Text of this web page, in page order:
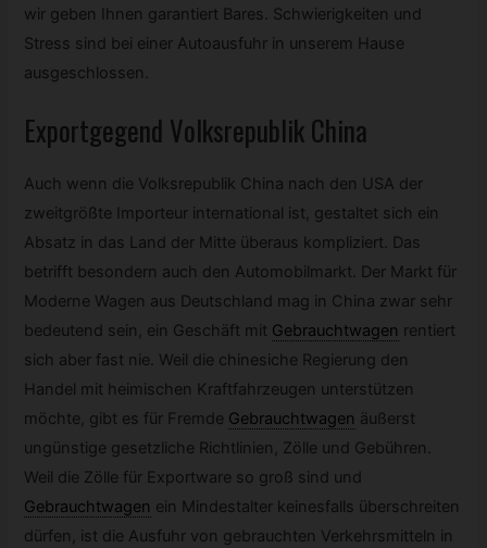
wir geben Ihnen garantiert Bares. Schwierigkeiten und
Stress sind bei einer Autoausfuhr in unserem Hause
ausgeschlossen.
Exportgegend Volksrepublik China
Auch wenn die Volksrepublik China nach den USA der
zweitgrößte Importeur international ist, gestaltet sich ein
Absatz in das Land der Mitte überaus kompliziert. Das
betrifft besondern auch den Automobilmarkt. Der Markt für
Moderne Wagen aus Deutschland mag in China zwar sehr
bedeutend sein, ein Geschäft mit Gebrauchtwagen rentiert
sich aber fast nie. Weil die chinesiche Regierung den
Handel mit heimischen Kraftfahrzeugen unterstützen
möchte, gibt es für Fremde Gebrauchtwagen äußerst
ungünstige gesetzliche Richtlinien, Zölle und Gebühren.
Weil die Zölle für Exportware so groß sind und
Gebrauchtwagen ein Mindestalter keinesfalls überschreiten
dürfen, ist die Ausfuhr von gebrauchten Verkehrsmitteln in